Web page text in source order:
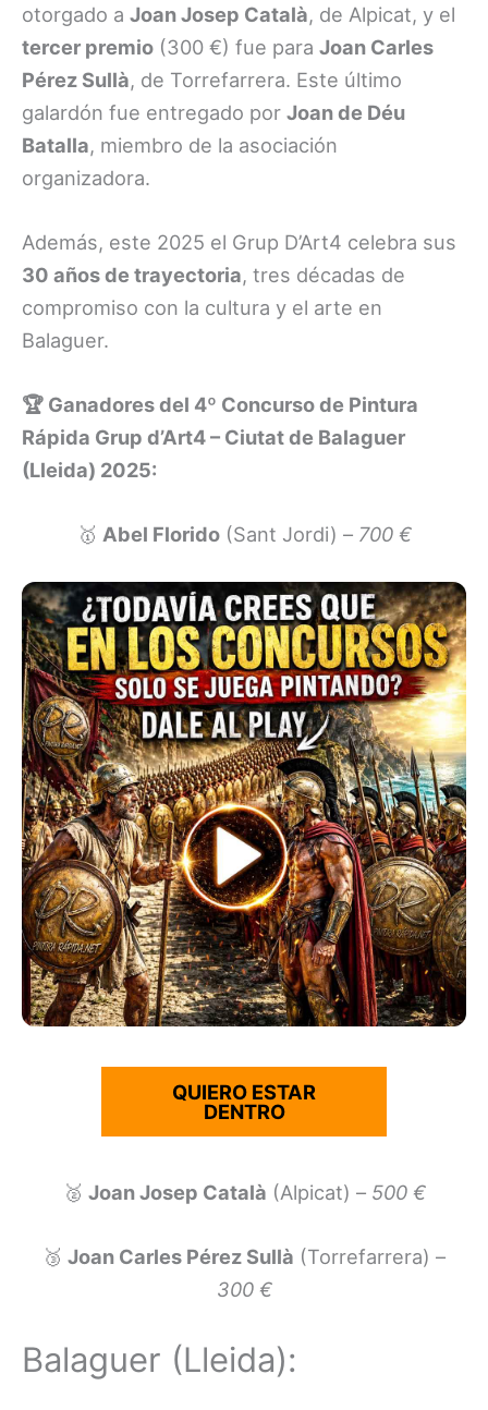
otorgado a Joan Josep Català, de Alpicat, y el
tercer premio (300 €) fue para Joan Carles
Pérez Sullà, de Torrefarrera. Este último
galardón fue entregado por Joan de Déu
Batalla, miembro de la asociación
organizadora.
Además, este 2025 el Grup D’Art4 celebra sus
30 años de trayectoria, tres décadas de
compromiso con la cultura y el arte en
Balaguer.
🏆 Ganadores del 4º Concurso de Pintura
Rápida Grup d’Art4 – Ciutat de Balaguer
(Lleida) 2025:
🥇 Abel Florido(Sant Jordi) – 700 €
QUIERO ESTAR
DENTRO
🥈 Joan Josep Català (Alpicat) – 500 €
🥉 Joan Carles Pérez Sullà (Torrefarrera) –
300 €
Balaguer (Lleida):